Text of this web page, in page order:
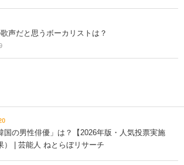
声だと思うボーカリストは？
国の男性俳優」は？【2026年版・人気投票実施
） | 芸能人 ねとらぼリサーチ